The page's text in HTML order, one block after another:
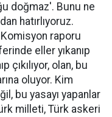
doğmaz'. Bunu ne
hatırlıyoruz.
Komisyon raporu
eller yıkanıp
çıkılıyor, olan, bu
oluyor. Kim
bu yasayı yapanlar
milleti, Türk askeri